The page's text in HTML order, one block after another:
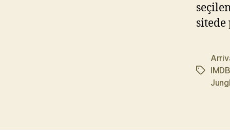
sitede
Etiketler
IMDB